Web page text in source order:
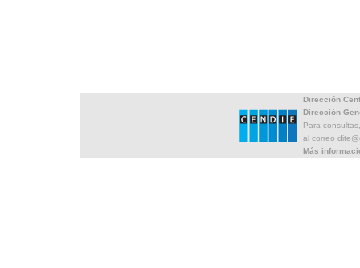
Dirección
Dirección
Para
al correo
Más